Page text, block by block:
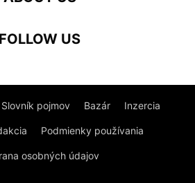
FOLLOW US
Slovník pojmov Bazár Inzercia
Podmienky používania
osobných údajov